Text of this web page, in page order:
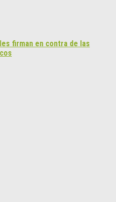
firman en contra de las